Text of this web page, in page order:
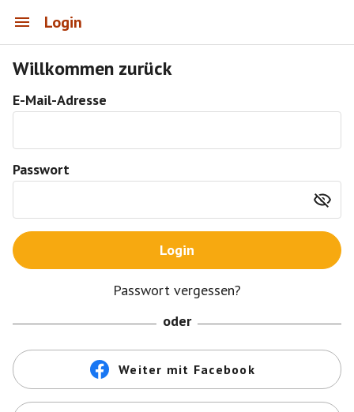
Login
Willkommen zurück
E-Mail-Adresse
Passwort
Login
Passwort vergessen?
oder
Weiter mit Facebook